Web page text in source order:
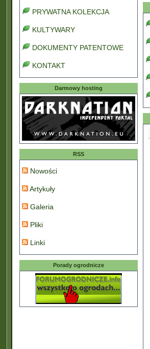
PRYWATNA KOLEKCJA
KULTYWARY
DOKUMENTY PATENTOWE
KONTAKT
Darmowy hosting
RSS
Nowości
Artykuły
Galeria
Pliki
Linki
Porady ogrodnicze